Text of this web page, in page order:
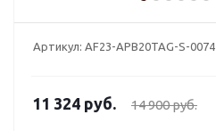
Артикул: AF23-APB20TAG-S-0074
11 324 руб. 14 900руб.